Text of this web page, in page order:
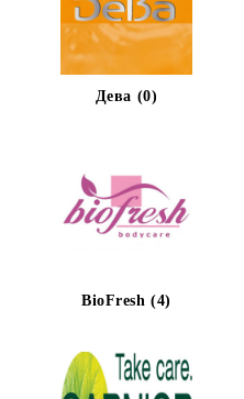
Дева (0)
BioFresh (4)